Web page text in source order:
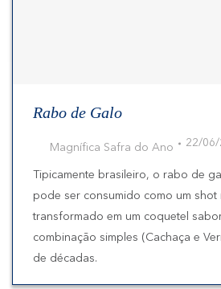
Rabo de Galo
Magnífica Safra do Ano
22/
Tipicamente brasileiro, o rabo de
pode ser consumido como um
transformado em um coquetel
combinação simples (Cachaça e
de décadas.